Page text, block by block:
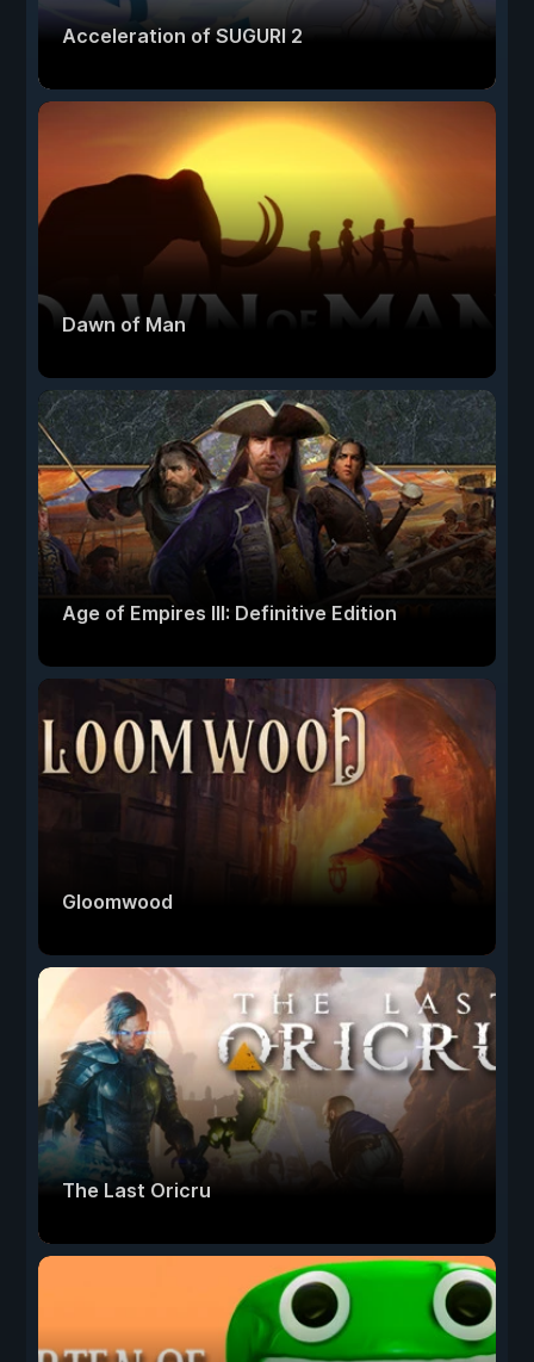
Acceleration of SUGURI 2
Dawn of Man
Age of Empires III: Definitive Edition
Gloomwood
The Last Oricru